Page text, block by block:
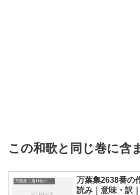
この和歌と同じ巻に含
万葉集｜第11巻の和歌一覧
万葉集2638番の
読み｜意味・訳